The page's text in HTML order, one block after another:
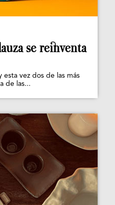
se reinventa
esta vez dos de las más
de las...